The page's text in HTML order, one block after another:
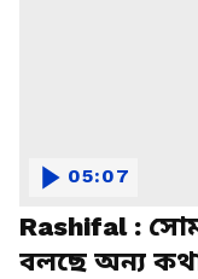
Rashifal :
বলছে অন্য
05:07